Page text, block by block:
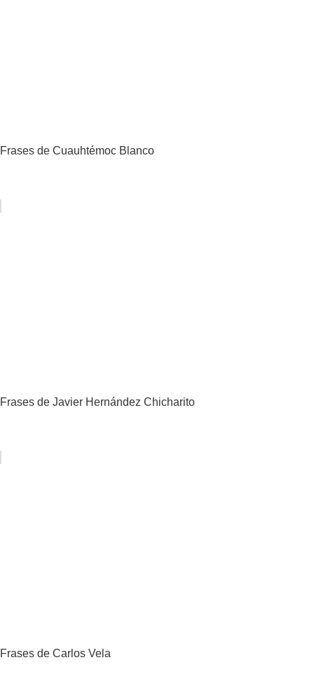
Frases de Cuauhtémoc Blanco
Frases de Javier Hernández Chicharito
Frases de Carlos Vela